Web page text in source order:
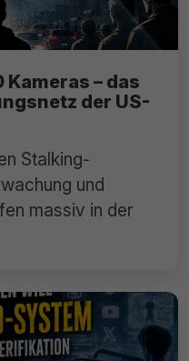
– das
der US-
Stalking-
und
massiv in der